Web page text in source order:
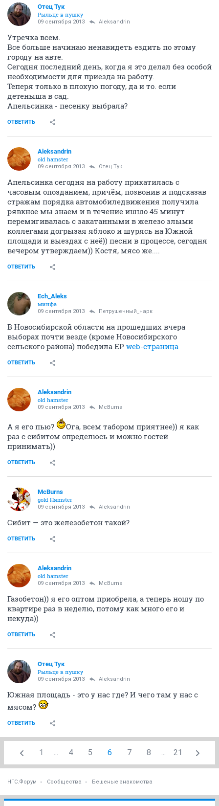
Отец Тук
Рыльце в пушку
09 сентября 2013 Aleksandrin
Утречка всем.
Все больше начинаю ненавидеть ездить по этому
городу на авте.
Сегодня последний день, когда я это делал без особой
необходимости для приезда на работу.
Теперя только в плохую погоду, да и то. если
детеныша в сад.
Апельсинка - песенку выбрала?
ОТВЕТИТЬ
Aleksandrin
old hamster
09 сентября 2013 Отец Тук
Апельсинка сегодня на работу прикатилась с
часовым опозданием, причём, позвонив и подсказав
стражам порядка автомобиледвижения получила
рявкное мы знаем и в течение ишшо 45 минут
перемигивалась с закатанными в железо злыми
коллегами догрызая яблоко и шурясь на Южной
площади и выездах с неё)) песни в процессе, сегодня
вечером утверждаем)) Костя, мясо же....
ОТВЕТИТЬ
Ech_Aleks
минфа
09 сентября 2013 Петрушечный_нарк
В Новосибирской области на прошедших вчера
выборах почти везде (кроме Новосибирского
сельского района) победила ЕР web-страница
ОТВЕТИТЬ
Aleksandrin
old hamster
09 сентября 2013 McBurns
А я его пью?
Ога, всем табором приятнее)) я как
раз с сибитом определюсь и можно гостей
принимать))
ОТВЕТИТЬ
McBurns
gold Няmster
09 сентября 2013 Aleksandrin
Сибит — это железобетон такой?
ОТВЕТИТЬ
Aleksandrin
old hamster
09 сентября 2013 McBurns
Газобетон)) я его оптом приобрела, а теперь ношу по
квартире раз в неделю, потому как много его и
некуда))
ОТВЕТИТЬ
Отец Тук
Рыльце в пушку
09 сентября 2013 Aleksandrin
Южная площадь - это у нас где? И чего там у нас с
мясом?
ОТВЕТИТЬ
1 ... 4 5 6 7 8 ... 21
НГС.Форум Сообщества Бешеные знакомства